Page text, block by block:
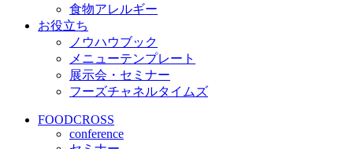
食物アレルギー
お役立ち
ノウハウブック
メニューテンプレート
展示会・セミナー
フーズチャネルタイムズ
FOODCROSS
conference